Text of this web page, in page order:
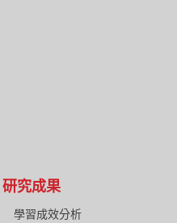
研究成果
學習成效分析